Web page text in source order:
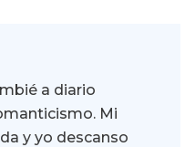
a diario
Mi
y yo descanso